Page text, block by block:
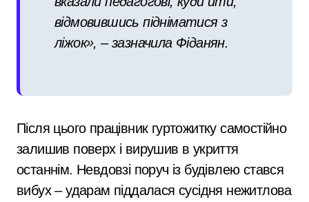
відмовившись підніматися з
ліжок», – зазначила Фіданян.
Після цього працівник гуртожитку самостійно
залишив поверх і вирушив в укриття
останнім. Невдовзі поруч із будівлею стався
вибух – ударам піддалася сусідня нежитлова